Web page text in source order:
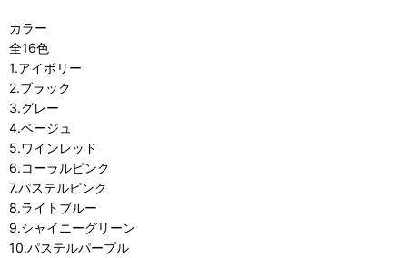
カラー
全16色
1.アイボリー
2.ブラック
3.グレー
4.ベージュ
5.ワインレッド
6.コーラルピンク
7.パステルピンク
8.ライトブルー
9.シャイニーグリーン
10.パステルパープル